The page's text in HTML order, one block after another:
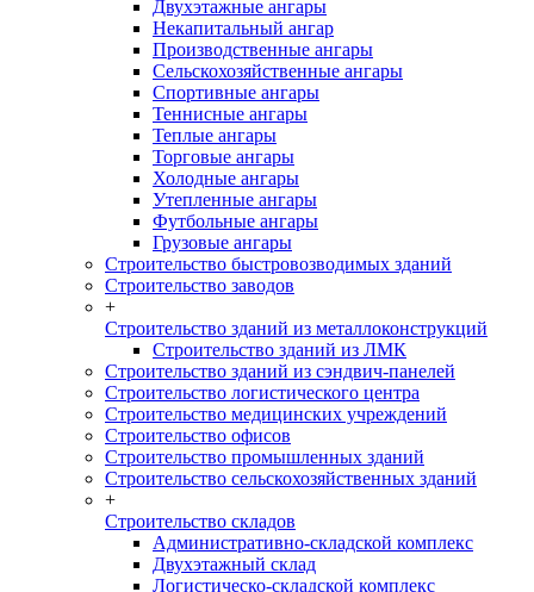
Двухэтажные ангары
Некапитальный ангар
Производственные ангары
Сельскохозяйственные ангары
Спортивные ангары
Теннисные ангары
Теплые ангары
Торговые ангары
Холодные ангары
Утепленные ангары
Футбольные ангары
Грузовые ангары
Строительство быстровозводимых зданий
Строительство заводов
+
Строительство зданий из металлоконструкций
Строительство зданий из ЛМК
Строительство зданий из сэндвич-панелей
Строительство логистического центра
Строительство медицинских учреждений
Строительство офисов
Строительство промышленных зданий
Строительство сельскохозяйственных зданий
+
Строительство складов
Административно-складской комплекс
Двухэтажный склад
Логистическо-складской комплекс